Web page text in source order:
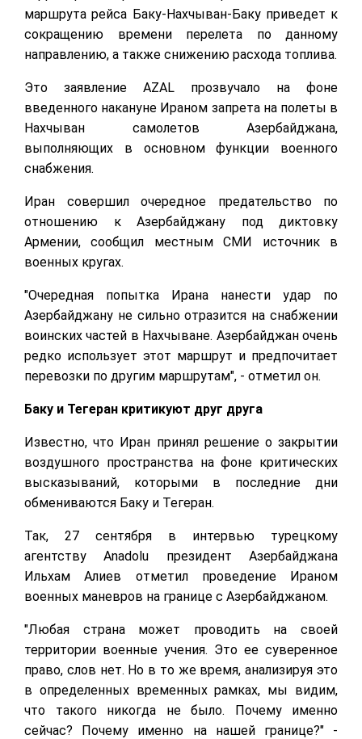
маршрута рейса Баку-Нахчыван-Баку приведет к
сокращению времени перелета по данному
направлению, а также снижению расхода топлива.
Это заявление AZAL прозвучало на фоне
введенного накануне Ираном запрета на полеты в
Нахчыван самолетов Азербайджана,
выполняющих в основном функции военного
снабжения.
Иран совершил очередное предательство по
отношению к Азербайджану под диктовку
Армении, сообщил местным СМИ источник в
военных кругах.
"Очередная попытка Ирана нанести удар по
Азербайджану не сильно отразится на снабжении
воинских частей в Нахчыване. Азербайджан очень
редко использует этот маршрут и предпочитает
перевозки по другим маршрутам", - отметил он.
Баку и Тегеран критикуют друг друга
Известно, что Иран принял решение о закрытии
воздушного пространства на фоне критических
высказываний, которыми в последние дни
обмениваются Баку и Тегеран.
Так, 27 сентября в интервью турецкому
агентству Anadolu президент Азербайджана
Ильхам Алиев отметил проведение Ираном
военных маневров на границе с Азербайджаном.
"Любая страна может проводить на своей
территории военные учения. Это ее суверенное
право, слов нет. Но в то же время, анализируя это
в определенных временных рамках, мы видим,
что такого никогда не было. Почему именно
сейчас? Почему именно на нашей границе?" -